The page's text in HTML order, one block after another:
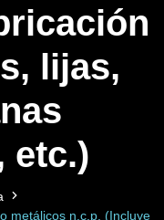
lijas,
etc.)
metálicos n.c.p. (Incluye